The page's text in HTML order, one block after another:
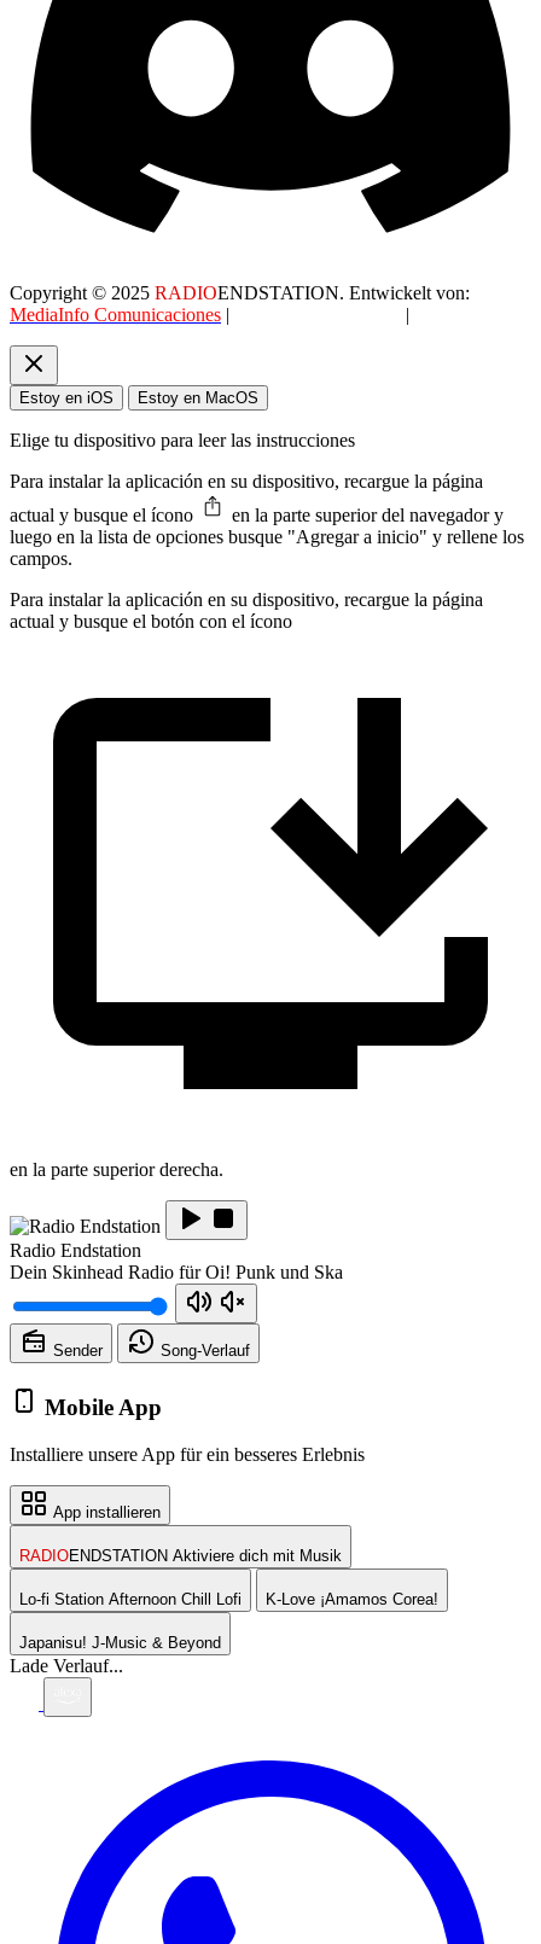
Copyright © 2025 RADIOENDSTATION. Entwickelt von:
MediaInfo Comunicaciones | |
Estoy en iOS Estoy en MacOS
Elige tu dispositivo para leer las instrucciones
Para instalar la aplicación en su dispositivo, recargue la página
actual y busque el ícono
en la parte superior del navegador y
luego en la lista de opciones busque "Agregar a inicio" y rellene los
campos.
Para instalar la aplicación en su dispositivo, recargue la página
actual y busque el botón con el ícono
en la parte superior derecha.
Radio Endstation
Dein Skinhead Radio für Oi! Punk und Ska
Sender Song-Verlauf
Mobile App
Installiere unsere App für ein besseres Erlebnis
App installieren
RADIOENDSTATION Aktiviere dich mit Musik
Lo-fi Station Afternoon Chill Lofi K-Love ¡Amamos Corea!
Japanisu! J-Music & Beyond
Lade Verlauf...